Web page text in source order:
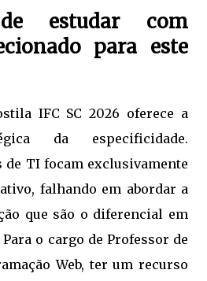
estudar com
para este
IFC SC 2026 oferece a
da especificidade.
TI focam exclusivamente
falhando em abordar a
que são o diferencial em
o cargo de Professor de
Web, ter um recurso